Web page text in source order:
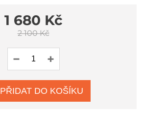
1 680 Kč
2 100 Kč
PŘIDAT DO KOŠÍKU